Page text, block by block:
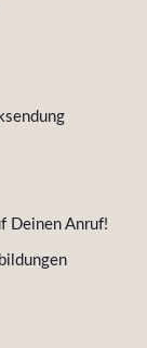
Deinen Anruf!